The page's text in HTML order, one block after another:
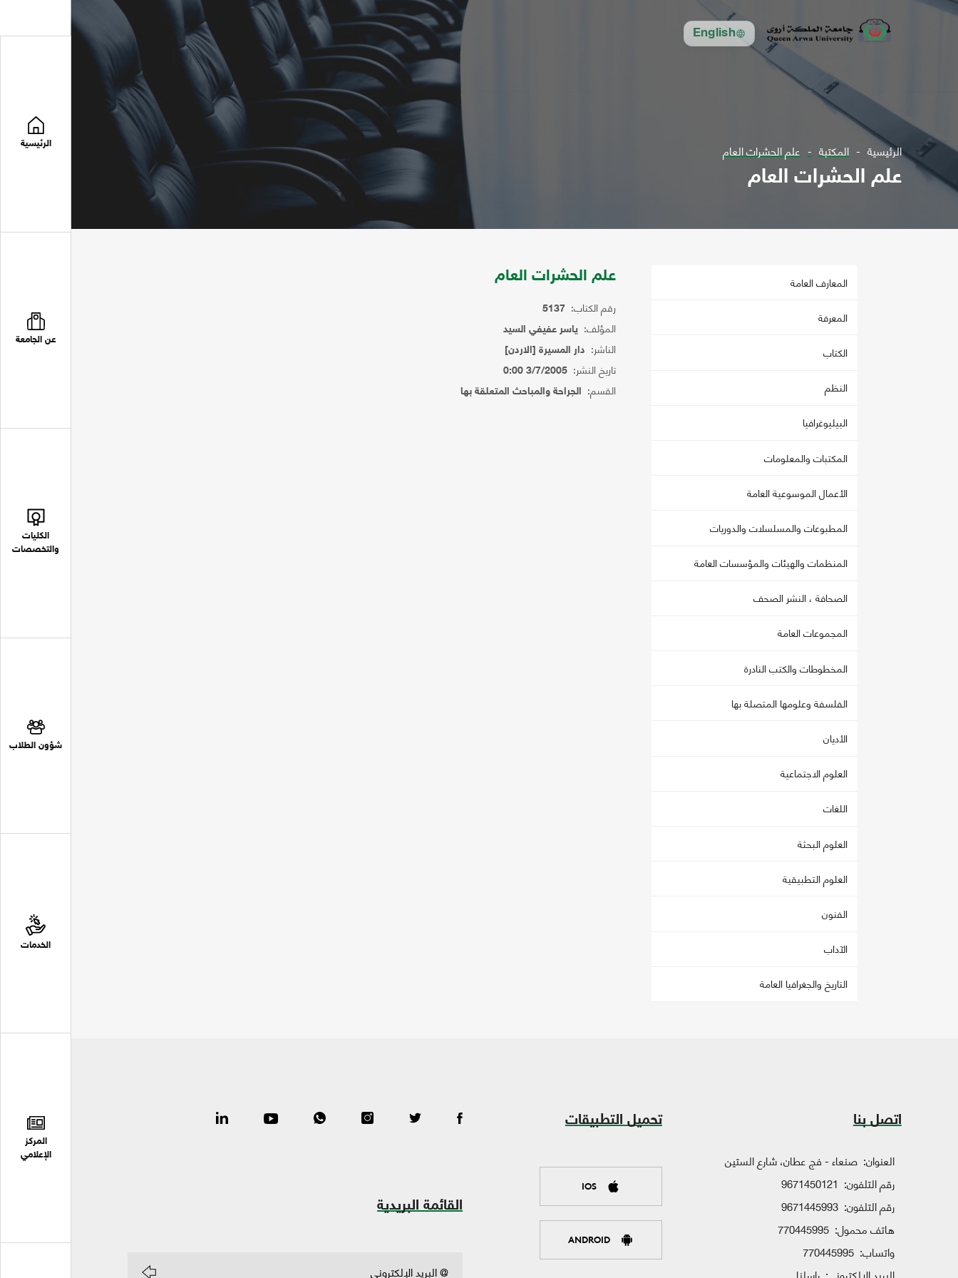
English
الرئيسية
عن الجامعة
الكليات
والتخصصات
شؤون الطلاب
الخدمات
المركز
الإعلامي
الرئيسية المكتبة علم الحشرات العام
علم الحشرات العام
المعارف العامة
المعرفة
الكتاب
النظم
البيليوغرافيا
المكتبات والمعلومات
الأعمال الموسوعية العامة
المطبوعات والمسلسلات والدوريات
المنظمات والهيئات والمؤسسات العامة
الصحافة ، النشر الصحف
المجموعات العامة
المخطوطات والكتب النادرة
الفلسفة وعلومها المتصلة بها
الأديان
العلوم الاجتماعية
اللغات
العلوم البحثة
العلوم التطبيقية
الفنون
الآداب
التاريخ والجغرافيا العامة
علم الحشرات العام
رقم الكتاب: 5137
المؤلف: ياسر عفيفي السيد
الناشر: دار المسيرة [الاردن]
تاريخ النشر: 3/7/2005 0:00
القسم: الجراحة والمباحث المتعلقة بها
اتصل بنا
العنوان: صنعاء - فج عطان، شارع الستين
رقم التلفون: 9671450121
رقم التلفون: 9671445993
هاتف محمول: 770445995
واتساب: 770445995
تحميل التطبيقات
IOS
ANDROID
القائمة البريدية